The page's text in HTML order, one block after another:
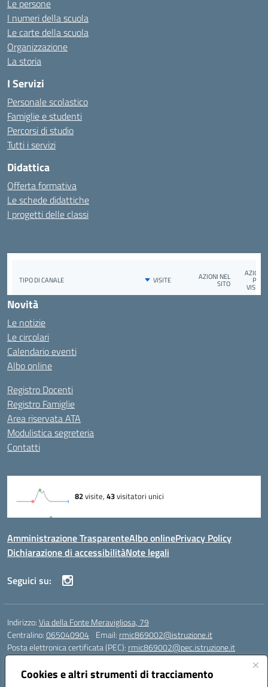
Cookies e altri strumenti di tracciamento
Le persone
I numeri della scuola
Le carte della scuola
Organizzazione
La storia
I Servizi
Personale scolastico
Famiglie e studenti
Percorsi di studio
Tutti i servizi
Didattica
Offerta formativa
Le schede didattiche
I progetti delle classi
Novità
Le notizie
Le circolari
Calendario eventi
Albo online
Registro Docenti
Registro Famiglie
Area riservata ATA
Modulistica segreteria
Contatti
Amministrazione TrasparenteAlbo onlinePrivacy Policy
Dichiarazione di accessibilitàNote legali
Seguici su:
Indirizzo:Via della Fonte Meravigliosa, 79
Centralino:065040904 Email: rmic869002@istruzione.it
Posta elettronica certificata (PEC): rmic869002@pec.istruzione.it
Codice fiscale: 97197090588
Codice meccanografico: RMIC869002